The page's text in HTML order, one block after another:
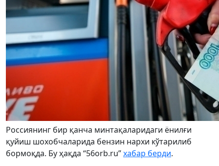
Россиянинг бир қанча минтақаларидаги ёнилғи
қуйиш шохобчаларида бензин нархи кўтарилиб
бормоқда. Бу ҳақда “56orb.ru”хабар берди.